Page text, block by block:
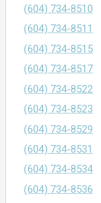
(604) 734-8510
(604) 734-8511
(604) 734-8515
(604) 734-8517
(604) 734-8522
(604) 734-8523
(604) 734-8529
(604) 734-8531
(604) 734-8534
(604) 734-8536